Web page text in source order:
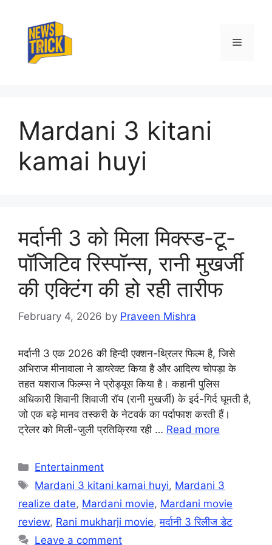
content
Menu
Mardani 3 kitani
kamai huyi
मर्दानी 3 को मिला मिक्स्ड-टू-
पॉजिटिव रिस्पॉन्स, रानी मुखर्जी
की एक्टिंग की हो रही तारीफ
February 4, 2026 by Praveen Mishra
मर्दानी 3 एक 2026 की हिन्दी एक्शन-थ्रिलर फिल्म है, जिसे
अभिराज मीनावाला ने डायरेक्ट किया है और आदित्य चोपड़ा के
तहत यशराज फिल्म्स ने प्रोड्यूस किया है। कहानी पुलिस
अधिकारी शिवानी शिवाजी रॉय (रानी मुखर्जी) के इर्द-गिर्द घूमती है,
जो एक बड़े मानव तस्करी के नेटवर्क का पर्दाफाश करती हैं।
ट्रेलर को मिली-जुली प्रतिक्रिया रही … Read more
Categories
Entertainment
Tags
Mardani 3 kitani kamai huyi, Mardani 3
realize date, Mardani movie, Mardani movie
review, Rani mukharji movie,मर्दानी 3 रिलीज डेट
Leave a comment